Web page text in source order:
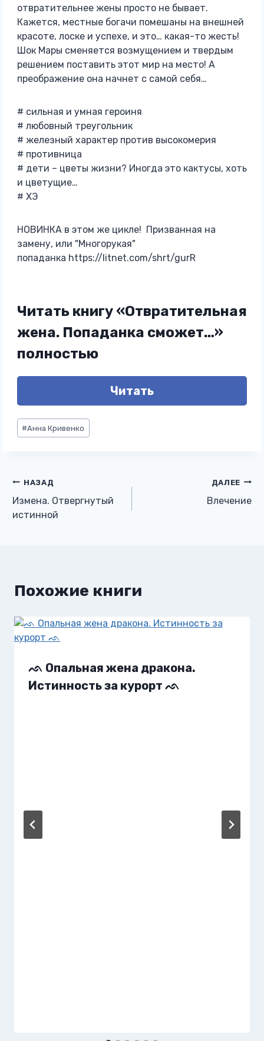
отвратительнее жены просто не бывает.
Кажется, местные богачи помешаны на внешней
красоте, лоске и успехе, и это… какая-то жесть!
Шок Мары сменяется возмущением и твердым
решением поставить этот мир на место! А
преображение она начнет с самой себя…
# сильная и умная героиня
# любовный треугольник
# железный характер против высокомерия
# противница
# дети – цветы жизни? Иногда это кактусы, хоть
и цветущие…
# ХЭ
НОВИНКА в этом же цикле! Призванная на
замену, или "Многорукая"
попаданка https://litnet.com/shrt/gurR
Читать книгу «Отвратительная
жена. Попаданка сможет…»
полностью
Читать
Метки
записи:
#Анна Кривенко
Навигация
по
НАЗАД
Измена. Отвергнутый
истинной
ДАЛЕЕ
Влечение
Похожие книги
ᨒ Опальная жена дракона.
Истинность за курорт ᨒ